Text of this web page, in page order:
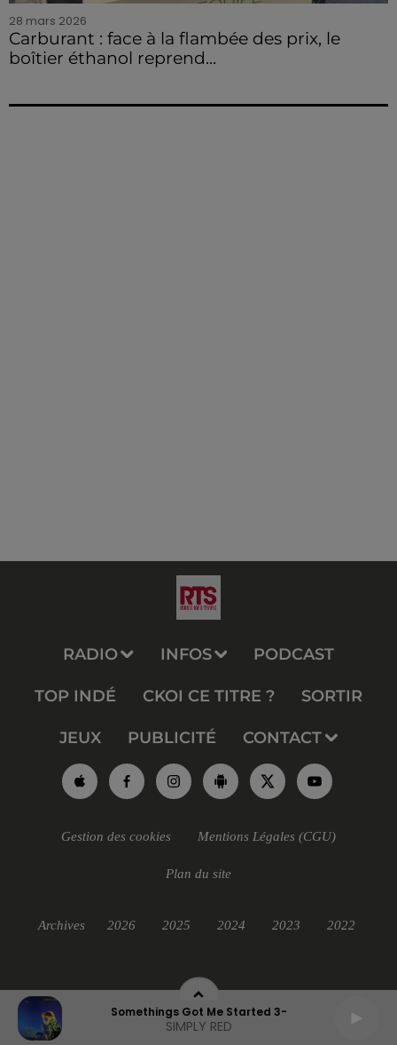
Somethings Got Me Started 3-
SIMPLY RED
28 mars 2026
Carburant : face à la flambée des prix, le
boîtier éthanol reprend...
RADIO INFOS PODCAST
TOP INDÉ CKOI CE TITRE ? SORTIR
JEUX PUBLICITÉ CONTACT
Gestion des cookies Mentions Légales (CGU)
Plan du site
Archives 2026 2025 2024 2023 2022